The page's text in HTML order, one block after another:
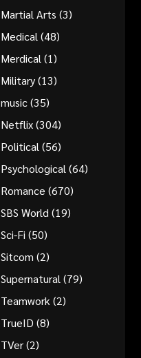
Martial Arts (3)
Medical (48)
Merdical (1)
Military(13)
music(35)
Netflix(304)
Political (56)
Psychological (64)
Romance (670)
SBS World (19)
Sci-Fi (50)
Sitcom (2)
Supernatural (79)
Teamwork (2)
TrueID (8)
TVer(2)